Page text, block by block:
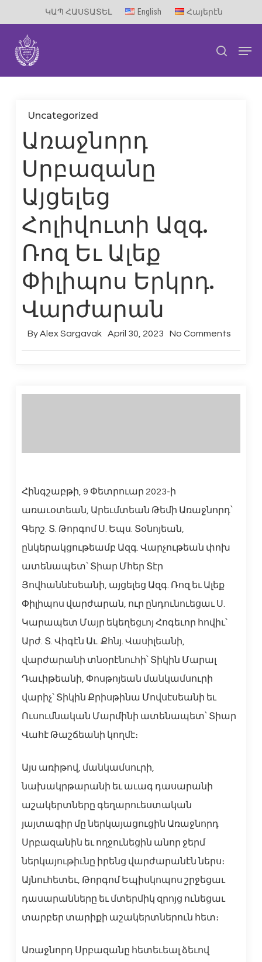
main
content
ԿԱՊ ՀԱՍՏԱՏԵԼ English Հայերէն
search
Uncategorized
Առաջնորդ
Սրբազանը
Այցելեց
Հոլիվուտի Ազգ.
Ռոզ Եւ Ալեք
Փիլիպոս Երկրդ.
Վարժարան
ByAlex Sargavak April 30, 2023 No Comments
Հինգշաբթի, 9 Փետրուար 2023-ի
առաւօտեան, Արեւմտեան Թեմի Առաջնորդ՝
Գերշ. Տ. Թորգոմ Ս. Եպս. Տօնոյեան,
ընկերակցութեամբ Ազգ. Վարչութեան փոխ
ատենապետ՝ Տիար Մհեր Տէր
Յովհաննէսեանի, այցելեց Ազգ. Ռոզ եւ Ալեք
Փիլիպոս վարժարան, ուր ընդունուեցաւ Ս.
Կարապետ Մայր եկեղեցւոյ Հոգեւոր հովիւ՝
Արժ. Տ. Վիգէն Աւ. Քհնյ. Վասիլեանի,
վարժարանի տնօրէնուհի՝ Տիկին Մարալ
Դաւիթեանի, Փոսթոյեան մանկամսուրի
վարիչ՝ Տիկին Քրիսթինա Մովսէսեանի եւ
Ուսումնական Մարմինի ատենապետ՝ Տիար
Վահէ Թաշճեանի կողմէ։
Այս առիթով, մանկամսուրի,
նախակրթարանի եւ աւագ դասարանի
աշակերտները գեղարուեստական
յայտագիր մը ներկայացուցին Առաջնորդ
Սրբազանին եւ ողջունեցին անոր ջերմ
ներկայութիւնը իրենց վարժարանէն ներս։
Այնուհետեւ, Թորգոմ Եպիսկոպոս շրջեցաւ
դասարանները եւ մտերմիկ զրոյց ունեցաւ
տարբեր տարիքի աշակերտներուն հետ։
Առաջնորդ Սրբազանը հետեւեալ ձեւով